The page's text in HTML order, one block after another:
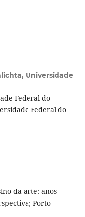
Universidade
Federal do
Federal do
da arte: anos
Porto